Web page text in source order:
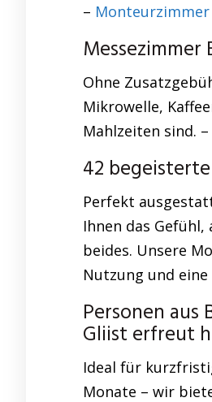
–
Messezimmer
Ohne
Mikrowelle,
Mahlzeiten sind. –
42
Perfekt
Ihnen das
beides. Unsere
Nutzung und
Personen
Gliist erfreut
Ideal für
Monate – wir